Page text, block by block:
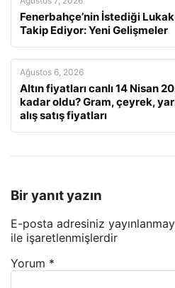
Fenerbahçe’nin İstediği
Takip Ediyor: Yeni Gelişmeler
Ağustos 6, 2026
Altın fiyatları canlı 14 Nisan
kadar oldu? Gram, çeyrek,
alış satış fiyatları
Bir yanıt yazın
E-posta adresiniz
ile işaretlenmişlerdir
Yorum *